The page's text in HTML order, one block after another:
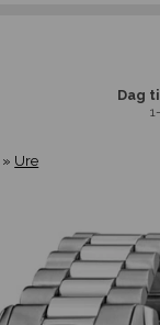
Dag
» Ure